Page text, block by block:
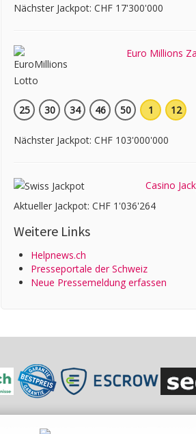
Nächster Jackpot: CHF 17'300'000
Euro Millions
25 30 34 46 50 1 12
Nächster Jackpot: CHF 103'000'000
Casino
Aktueller Jackpot: CHF 1'036'264
Weitere Links
Helpnews.ch
Presseportale der Schweiz
Neue Pressemeldung erfassen